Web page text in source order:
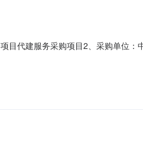
目代建服务采购项目2、采购单位：
限公司成交金额101000元8、本项